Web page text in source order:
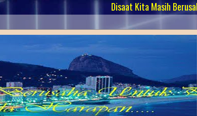
Disaat Kita Masih Berusaha